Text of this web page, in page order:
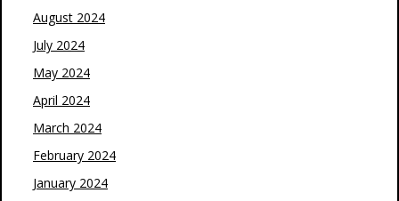
August 2024
July 2024
May 2024
April 2024
March 2024
February 2024
January 2024